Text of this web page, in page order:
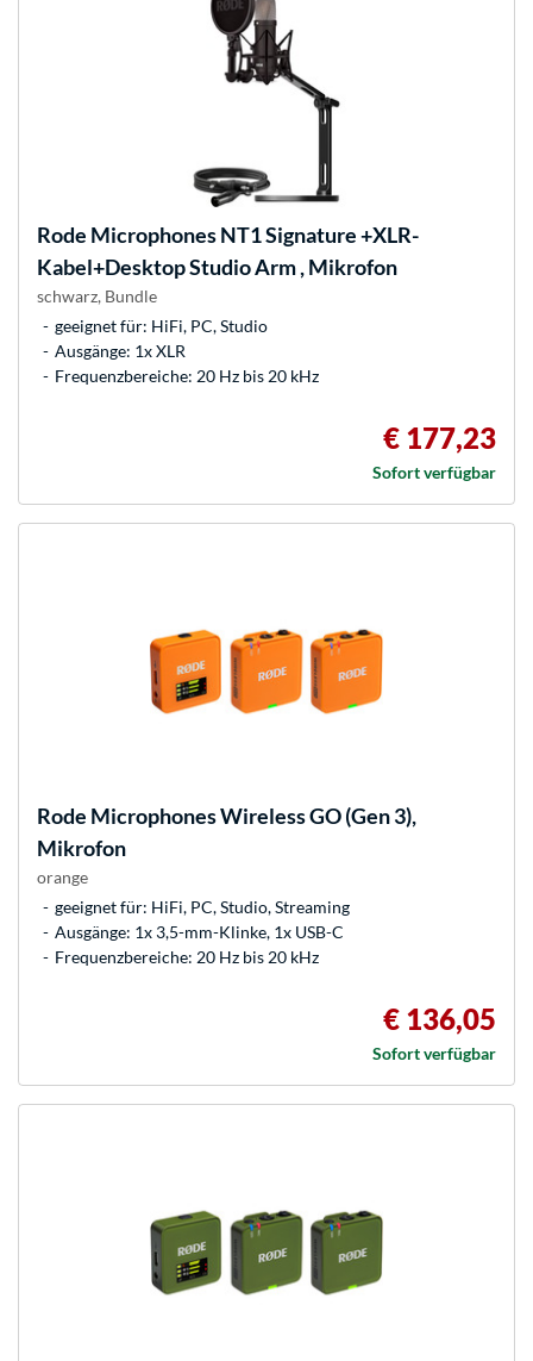
Rode MicrophonesNT1 Signature +XLR-
Kabel+Desktop Studio Arm , Mikrofon
schwarz, Bundle
geeignet für: HiFi, PC, Studio
Ausgänge: 1x XLR
Frequenzbereiche: 20 Hz bis 20 kHz
€ 177,23
Sofort verfügbar
Rode MicrophonesWireless GO (Gen 3),
Mikrofon
orange
geeignet für: HiFi, PC, Studio, Streaming
Ausgänge: 1x 3,5-mm-Klinke, 1x USB-C
Frequenzbereiche: 20 Hz bis 20 kHz
€ 136,05
Sofort verfügbar